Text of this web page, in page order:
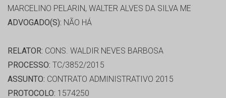
MARCELINO PELARIN, WALTER ALVES DA SILVA ME
ADVOGADO(S): NÃO HÁ
RELATOR: CONS. WALDIR NEVES BARBOSA
PROCESSO: TC/3852/2015
ASSUNTO: CONTRATO ADMINISTRATIVO 2015
PROTOCOLO: 1574250